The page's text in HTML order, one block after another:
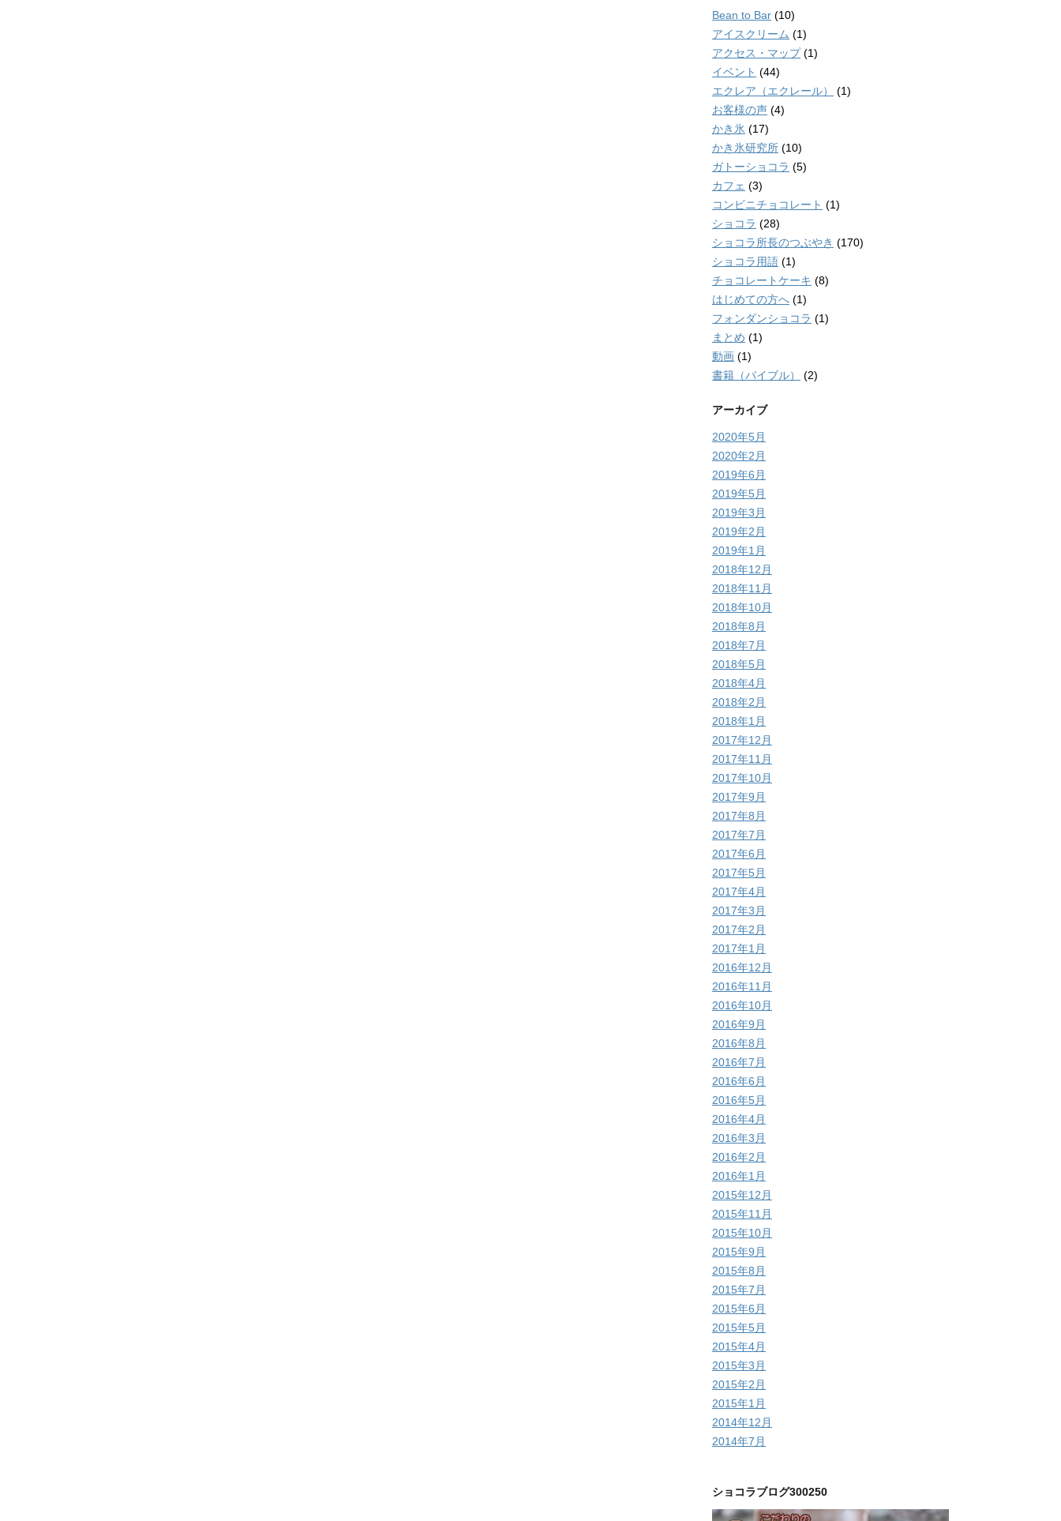
Bean to Bar (10)
アイスクリーム (1)
アクセス・マップ(1)
イベント (44)
エクレア（エクレール）
(1)
お客様の声 (4)
かき氷 (17)
かき氷研究所 (10)
ガトーショコラ (5)
カフェ (3)
コンビニチョコレート (1)
ショコラ (28)
ショコラ所長のつぶやき (170)
ショコラ用語 (1)
チョコレートケーキ (8)
はじめての方へ (1)
フォンダンショコラ (1)
まとめ (1)
動画 (1)
書籍（バイブル）
(2)
アーカイブ
2020年5月
2020年2月
2019年6月
2019年5月
2019年3月
2019年2月
2019年1月
2018年12月
2018年11月
2018年10月
2018年8月
2018年7月
2018年5月
2018年4月
2018年2月
2018年1月
2017年12月
2017年11月
2017年10月
2017年9月
2017年8月
2017年7月
2017年6月
2017年5月
2017年4月
2017年3月
2017年2月
2017年1月
2016年12月
2016年11月
2016年10月
2016年9月
2016年8月
2016年7月
2016年6月
2016年5月
2016年4月
2016年3月
2016年2月
2016年1月
2015年12月
2015年11月
2015年10月
2015年9月
2015年8月
2015年7月
2015年6月
2015年5月
2015年4月
2015年3月
2015年2月
2015年1月
2014年12月
2014年7月
ショコラブログ300250